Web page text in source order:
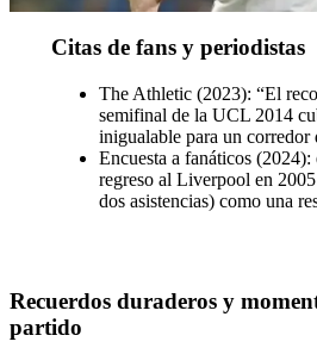
Citas de fans y periodistas
The Athletic (2023): “El
semifinal de la UCL 2014
inigualable para un corredor
Encuesta a fanáticos (2024):
regreso al Liverpool en
dos asistencias) como una
Recuerdos duraderos y
partido